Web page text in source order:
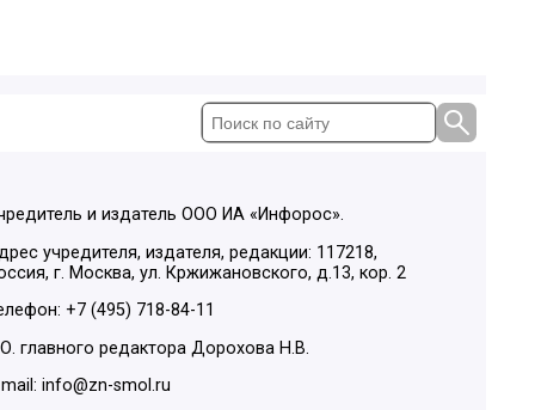
и издатель ООО ИА «Инфорос».
учредителя, издателя, редакции: 117218,
г. Москва, ул. Кржижановского, д.13, кор. 2
+7 (495) 718-84-11
главного редактора Дорохова Н.В.
info@zn-smol.ru